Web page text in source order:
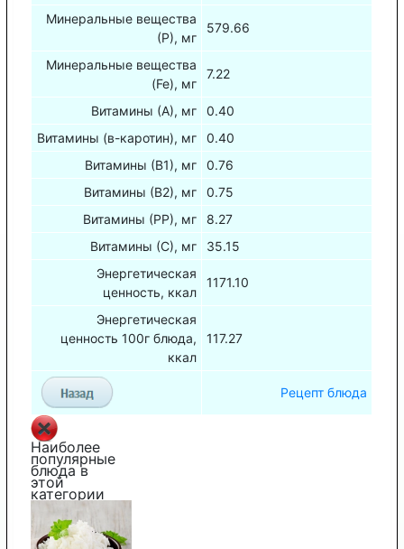
Минеральные вещества
(Р), мг
579.66
Минеральные вещества
(Fe), мг
7.22
Витамины (А), мг
0.40
Витамины (в-каротин), мг
0.40
Витамины (В1), мг
0.76
Витамины (В2), мг
0.75
Витамины (РР), мг
8.27
Витамины (С), мг
35.15
Энергетическая
ценность, ккал
1171.10
Энергетическая
ценность 100г блюда,
ккал
117.27
Рецепт блюда
Наиболее
популярные
блюда в
этой
категории